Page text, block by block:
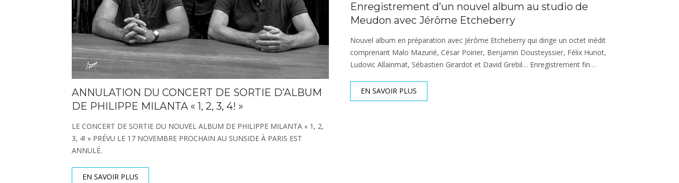
ANNULATION DU CONCERT DE SORTIE D’ALBUM
DE PHILIPPE MILANTA « 1, 2, 3, 4! »
LE CONCERT DE SORTIE DU NOUVEL ALBUM DE PHILIPPE MILANTA « 1, 2,
3, 4! » PRÉVU LE 17 NOVEMBRE PROCHAIN AU SUNSIDE À PARIS EST
ANNULÉ.
EN SAVOIR PLUS
Enregistrement d’un nouvel album au studio de
Meudon avec Jérôme Etcheberry
Nouvel album en préparation avec Jérôme Etcheberry qui dirige un octet inédit
comprenant Malo Mazurié, César Poirier, Benjamin Dousteyssier, Félix Hunot,
Ludovic Allainmat, Sébastien Girardot et David Grebil… Enregistrement fin…
EN SAVOIR PLUS